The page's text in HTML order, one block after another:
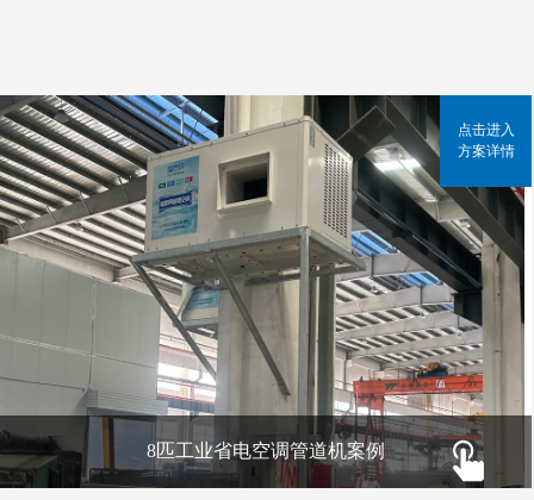
8匹工业省电空调管道机案例
点击进入
方案详情